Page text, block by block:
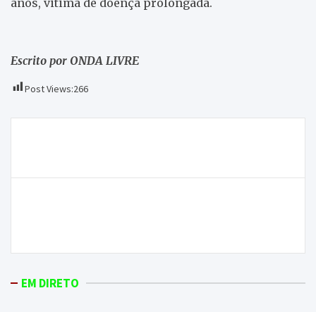
Escrito por ONDA LIVRE
Post Views:266
artigos
EM DIRETO